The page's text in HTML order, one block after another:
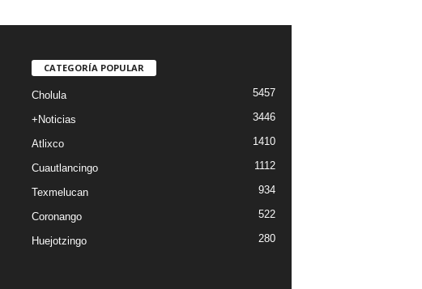
CATEGORÍA POPULAR
Cholula 5457
+Noticias 3446
Atlixco 1410
Cuautlancingo 1112
Texmelucan 934
Coronango 522
Huejotzingo 280